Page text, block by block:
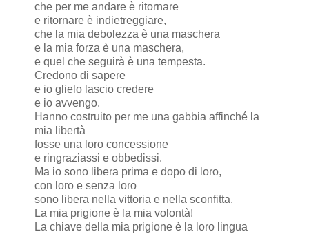
che per me andare è ritornare
e ritornare è indietreggiare,
che la mia debolezza è una maschera
e la mia forza è una maschera,
e quel che seguirà è una tempesta.
Credono di sapere
e io glielo lascio credere
e io avvengo.
Hanno costruito per me una gabbia affinché la
mia libertà
fosse una loro concessione
e ringraziassi e obbedissi.
Ma io sono libera prima e dopo di loro,
con loro e senza loro
sono libera nella vittoria e nella sconfitta.
La mia prigione è la mia volontà!
La chiave della mia prigione è la loro lingua